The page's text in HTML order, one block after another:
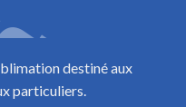
destiné aux
particuliers.